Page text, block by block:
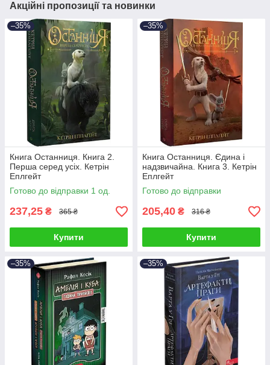
Акційні пропозиції та новинки
–35%
Книга Останниця. Книга 2.
Перша серед усіх. Кетрін
Еплгейт
Готово до відправки 1 од.
237,25 ₴ 365 ₴
Купити
–35%
Книга Останниця. Єдина і
надзвичайна. Книга 3. Кетрін
Еплгейт
Готово до відправки
205,40 ₴ 316 ₴
Купити
–35% –35%